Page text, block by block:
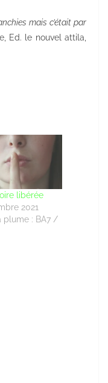
mais c’était par
Ed. le nouvel attila,
libérée
2021
plume : BA7 /